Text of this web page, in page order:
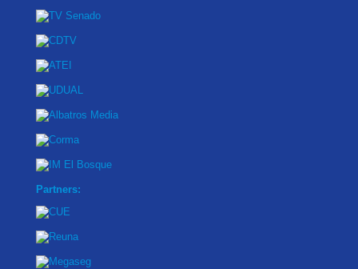
Partners: